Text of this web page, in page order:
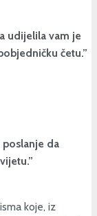
udijelila vam je
četu.”
poslanje da
koje, iz